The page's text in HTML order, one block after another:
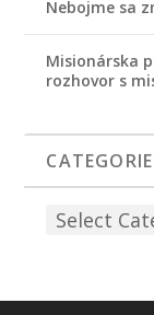
Nebojme sa
Misionárska
rozhovor s